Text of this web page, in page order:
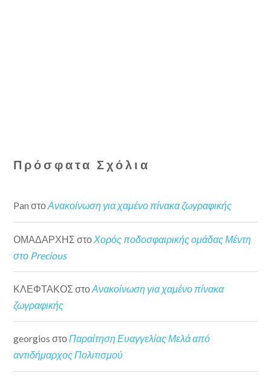
Πρόσφατα Σχόλια
Pan στοΑνακοίνωση για χαμένο πίνακα ζωγραφικής
ΟΜΑΔΑΡΧΗΣ στο Χορός ποδοσφαιρικής ομάδας Μέντη
στο Precious
ΚΛΕΦΤΑΚΟΣ στοΑνακοίνωση για χαμένο πίνακα
ζωγραφικής
georgios στοΠαραίτηση Ευαγγελίας Μελά από
αντιδήμαρχος Πολιτισμού